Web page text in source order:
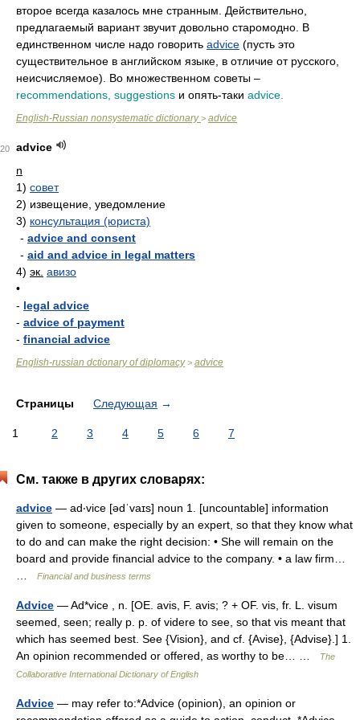
второе всегда казалось мне странным. Действительно,
предлагаемый вариант звучит довольно старомодно. В
единственном числе надо говорить advice (пусть это
существительное в английском языке, в отличие от русского,
неисчисляемое). Во множественном советы –
recommendations, suggestions и опять-таки advice.
English-Russian nonsystematic dictionary> advice
20
advice
n
1) совет
2) извещение, уведомление
3) консультация (юриста)
- advice and consent
- aid and advice in legal matters
4) эк. авизо
•
- legal advice
- advice of payment
- financial advice
English-russian dctionary of diplomacy> advice
Страницы Следующая →
1 2 3 4 5 6 7
См. также в других словарях:
advice — ad‧vice [ədˈvaɪs] noun 1. [uncountable] information
given to someone, especially by an expert, so that they know what
to do and can make the right decision: • She will remain on the
board and provide financial advice to the company. • a law firm…
Financial and business terms
Advice — Ad*vice , n. [OE. avis, F. avis; ? + OF. vis, fr. L. visum
seemed, seen; really p. p. of videre to see, so that vis meant that
which has seemed best. See {Vision}, and cf. {Avise}, {Advise}.] 1.
An opinion recommended or offered, as worthy to be… …
The
Collaborative International Dictionary of English
Advice — may refer to:*Advice (opinion), an opinion or